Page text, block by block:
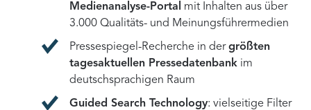
Medienanalyse-Portal
mit Inhalten aus über
3.000 Qualitäts- und Meinungsführermedien
Pressespiegel-Recherche in dergrößten
tagesaktuellen Pressedatenbank im
deutschsprachigen Raum
Guided Search Technology: vielseitige Filter